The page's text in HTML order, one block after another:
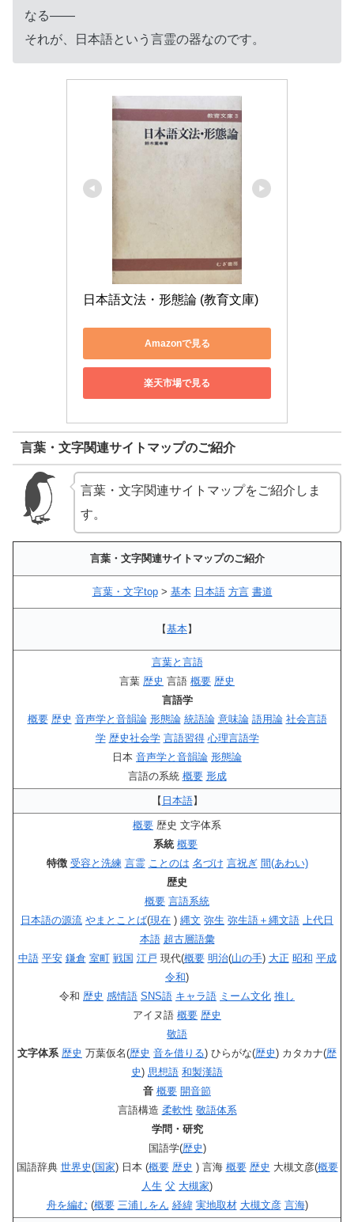
なる――
それが、日本語という言霊の器なのです。
日本語文法・形態論 (教育文庫)
Amazonで見る
楽天市場で見る
言葉・文字関連サイトマップのご紹介
言葉・文字関連サイトマップをご紹介しま
す。
言葉・文字関連サイトマップのご紹介
言葉・文字top> 基本 日本語 方言 書道
【基本】
言葉と言語
言葉 歴史 言語 概要 歴史
言語学
概要 歴史 音声学と音韻論 形態論 統語論 意味論 語用論 社会言語
学 歴史社会学 言語習得 心理言語学
日本 音声学と音韻論 形態論
言語の系統 概要 形成
【 日本語】
概要 歴史 文字体系
系統 概要
特徴 受容と洗練 言霊 ことのは 名づけ 言祝ぎ 間(あわい)
歴史
概要 言語系統
日本語の源流 やまとことば(現在 ) 縄文 弥生 弥生語＋縄文語 上代日
本語 超古層語彙
中語 平安 鎌倉 室町 戦国 江戸 現代(概要 明治(山の手) 大正 昭和 平成
令和)
令和 歴史 感情語 SNS語 キャラ語 ミーム文化 推し
アイヌ語 概要 歴史
敬語
文字体系 歴史 万葉仮名(歴史 音を借りる) ひらがな(歴史) カタカナ(歴
史) 思想語 和製漢語
音 概要 開音節
言語構造 柔軟性 敬語体系
学問・研究
国語学(歴史)
国語辞典 世界史(国家) 日本 (概要 歴史 ) 言海 概要 歴史 大槻文彦(概要
人生 父 大槻家)
舟を編む (概要 三浦しをん 経緯 実地取材 大槻文彦 言海)